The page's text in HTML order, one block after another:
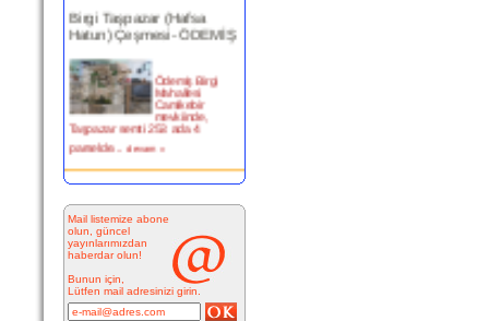
Hatun) Çeşmesi- ÖDEMİŞ
Mahallesi
Camikebir
mevkiinde,
Taşpazar semti 253 ada 4
parselde... devam »
Resimde
görülen çeşme
İnkilap Caddesi
üzerinde yer
alan çarşı
bitiminde...
devam »
Mail listemize abone
olun, güncel
yayınlarımızdan
haberdar olun!
Bunun için,
Lütfen mail adresinizi girin.